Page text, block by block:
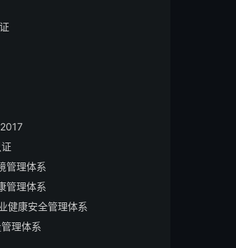
管理体系
管理体系
健康安全管理体系
理体系